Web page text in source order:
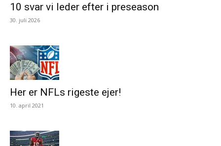
10 svar vi leder efter i preseason
30. juli 2026
Her er NFLs rigeste ejer!
10. april 2021